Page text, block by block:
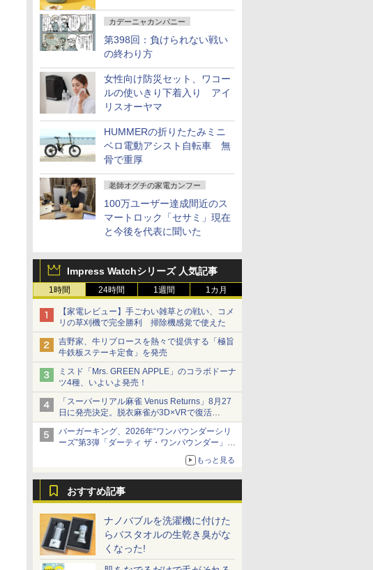
カデーニャカンパニー
第398回：負けられない戦い
の終わり方
女性向け防災セット、ワコー
ルの使いきり下着入り アイ
リスオーヤマ
HUMMERの折りたたみミニ
ベロ電動アシスト自転車 無
骨で重厚
老師オグチの家電カンフー
100万ユーザー達成間近のス
マートロック「セサミ」現在
と今後を代表に聞いた
Impress Watchシリーズ 人気記事
1時間 24時間 1週間 1カ月
【家電レビュー】手ごわい雑草との戦い、コメ
リの草刈機で完全勝利 掃除機感覚で使えた
吉野家、牛リブロースを熱々で提供する「極旨
牛鉄板ステーキ定食」を発売
ミスド「Mrs. GREEN APPLE」のコラボドーナ
ツ4種、いよいよ発売！
「スーパーリアル麻雀 Venus Returns」8月27
日に発売決定。脱衣麻雀が3D×VRで復活
発売から2週間は20%オフになるセールが実施
バーガーキング、2026年“ワンパウンダーシリ
ーズ”第3弾「ダーティ ザ・ワンパウンダー」を
「特製ガーリックマヨソース」を使用した超大
もっと見る
おすすめ記事
ナノバブルを洗濯機に付けた
らバスタオルの生乾き臭がな
くなった!